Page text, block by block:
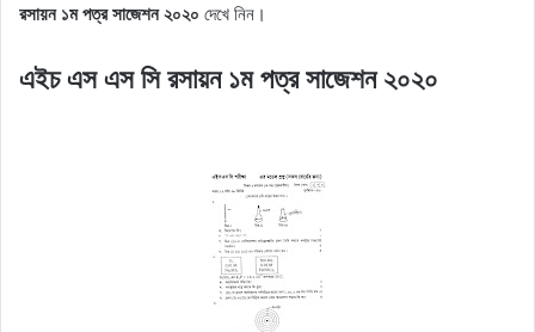
রসায়ন ১ম পত্র সাজেশন ২০২০ দেখে নিন।
এইচ এস এস সি রসায়ন ১ম পত্র সাজেশন ২০২০